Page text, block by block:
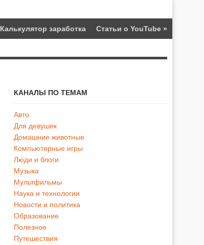
Калькулятор заработка Статьи о YouTube »
КАНАЛЫ ПО ТЕМАМ
Авто
Для девушек
Домашние животные
Компьютерные игры
Люди и блоги
Музыка
Мультфильмы
Наука и технологии
Новости и политика
Образование
Полезное
Путешествия